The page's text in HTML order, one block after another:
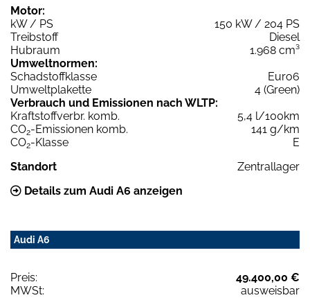
Motor:
kW / PS
150 kW / 204 PS
Treibstoff
Diesel
Hubraum
1.968 cm³
Umweltnormen:
Schadstoffklasse
Euro6
Umweltplakette
4 (Green)
Verbrauch und Emissionen nach WLTP:
Kraftstoffverbr. komb.
5,4 l/100km
CO2-Emissionen komb.
141 g/km
CO2-Klasse
E
Standort
Zentrallager
Details zum Audi A6 anzeigen
Audi A6
Preis:
49.400,00 €
MWSt:
ausweisbar